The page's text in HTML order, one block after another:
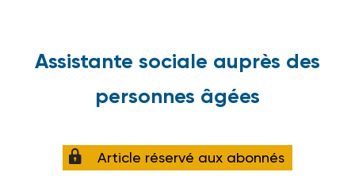
Assistante sociale auprès des
personnes âgées
Article réservé aux abonnés